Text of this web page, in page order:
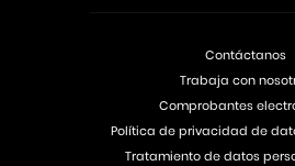
Contáctanos
Trabaja con
Comprobantes
Política de privacidad de
Tratamiento de datos